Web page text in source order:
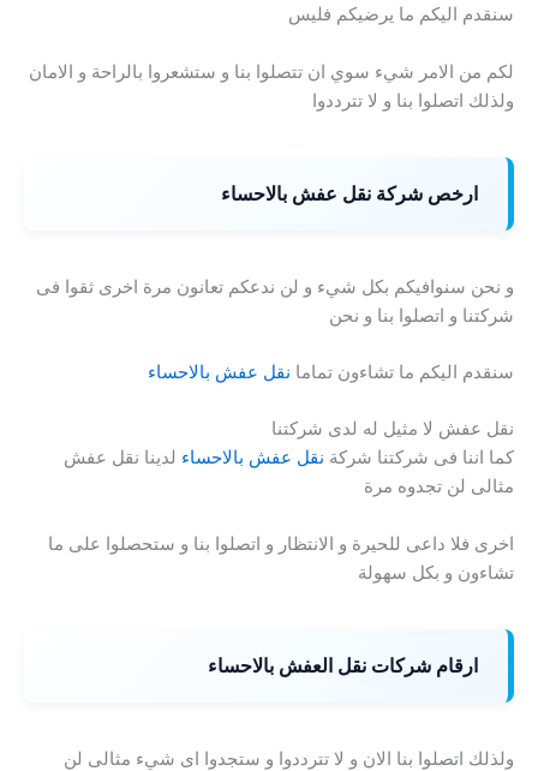
سنقدم اليكم ما يرضيكم فليس
لكم من الامر شيء سوي ان تتصلوا بنا و ستشعروا بالراحة و الامان
ولذلك اتصلوا بنا و لا تترددوا
ارخص شركة نقل عفش بالاحساء
و نحن سنوافيكم بكل شيء و لن ندعكم تعانون مرة اخرى ثقوا فى
شركتنا و اتصلوا بنا و نحن
سنقدم اليكم ما تشاءون تماما نقل عفش بالاحساء
نقل عفش لا مثيل له لدى شركتنا
كما اننا فى شركتنا شركة نقل عفش بالاحساء لدينا نقل عفش
مثالى لن تجدوه مرة
اخرى فلا داعى للحيرة و الانتظار و اتصلوا بنا و ستحصلوا على ما
تشاءون و بكل سهولة
ارقام شركات نقل العفش بالاحساء
ولذلك اتصلوا بنا الان و لا تترددوا و ستجدوا اى شيء مثالى لن